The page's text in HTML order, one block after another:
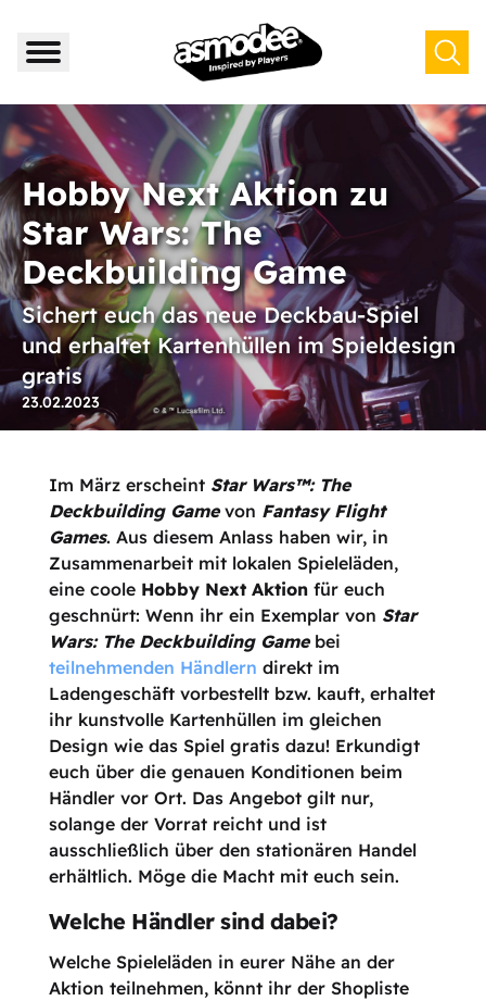
Hobby Next Aktion zu
Star Wars: The
Deckbuilding Game
Sichert euch das neue Deckbau-Spiel
und erhaltet Kartenhüllen im Spieldesign
gratis
23.02.2023
Im März erscheint Star Wars™: The
Deckbuilding Gamevon Fantasy Flight
Games. Aus diesem Anlass haben wir, in
Zusammenarbeit mit lokalen Spieleläden,
eine coole Hobby Next Aktionfür euch
geschnürt: Wenn ihr ein Exemplar von Star
Wars: The Deckbuilding Gamebei
teilnehmenden Händlern direkt im
Ladengeschäft vorbestellt bzw. kauft, erhaltet
ihr kunstvolle Kartenhüllen im gleichen
Design wie das Spiel gratis dazu! Erkundigt
euch über die genauen Konditionen beim
Händler vor Ort. Das Angebot gilt nur,
solange der Vorrat reicht und ist
ausschließlich über den stationären Handel
erhältlich. Möge die Macht mit euch sein.
Welche Händler sind dabei?
Welche Spieleläden in eurer Nähe an der
Aktion teilnehmen, könnt ihr der Shopliste